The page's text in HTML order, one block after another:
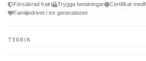
Försäkrad frakt Trygga betalningar
Certifikat
Familjedrivet i tre generationer
TEKNIK